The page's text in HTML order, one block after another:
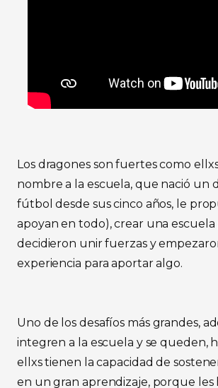
Los dragones son fuertes como
nombre a la escuela, que nació un
fútbol desde sus cinco años, le
apoyan en todo), crear una
decidieron unir fuerzas y
experiencia para aportar algo.
Uno de los desafíos más grandes,
integren a la escuela y se queden,
ellxs tienen la capacidad de
en un gran aprendizaje, porque les